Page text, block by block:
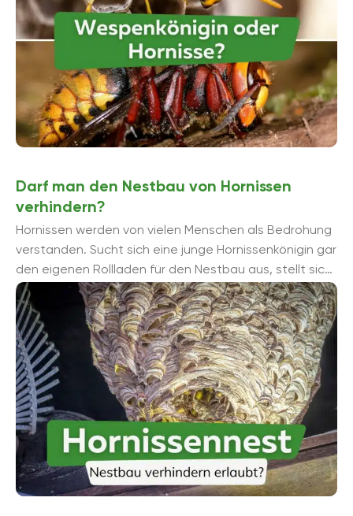
Darf man den Nestbau von Hornissen
verhindern?
Hornissen werden von vielen Menschen als Bedrohung
verstanden. Sucht sich eine junge Hornissenkönigin gar
den eigenen Rollladen für den Nestbau aus, stellt sich
Frage, ob man dieses Vorhaben ...